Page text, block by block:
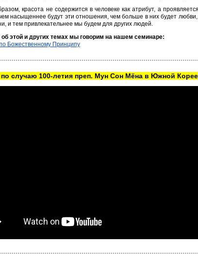
красота не содержится в человеке как атрибут, а
насыщеннее будут эти отношения, чем больше в них будет
и тем привлекательнее мы будем для других людей.
об этой и других темах мы говорим на нашем семинаре:
Божественному Принципу
случаю 100-летия преп. Мун Сон Мёна в Южной Корее